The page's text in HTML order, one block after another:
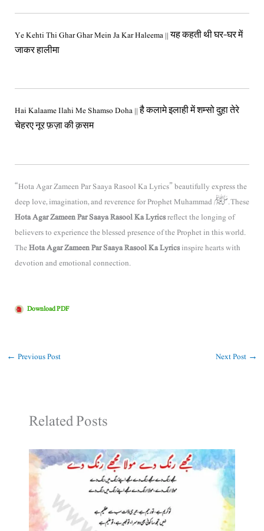
Ye Kehti Thi Ghar Ghar Mein Ja Kar Haleema || यह कहती थी घर-घर में
जाकर हालीमा
Hai Kalaame Ilahi Me Shamso Doha || है कलामे इलाही में शम्सो दुह़ा तेरे
चेहरए नूर फ़ज़ा की क़सम
“Hota Agar Zameen Par Saaya Rasool Ka Lyrics” beautifully express the
deep love, imagination, and reverence forProphet Muhammad
ﷺ. These
Hota Agar Zameen Par Saaya Rasool Ka Lyricsreflect the longing of
believers to experience the blessed presence of the Prophet in this world.
TheHota Agar Zameen Par Saaya Rasool Ka Lyricsinspire hearts with
devotion and emotional connection.
Download PDF
← Previous Post Next Post →
Related Posts